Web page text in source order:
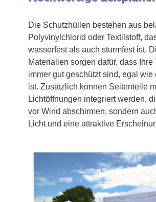
Die Schutzhüllen bestehen aus
Polyvinylchlorid oder Textilstoff,
wasserfest als auch sturmfest ist.
Materialien sorgen dafür, dass Ihre
immer gut geschützt sind, egal wie
ist. Zusätzlich können Seitenteile
Lichtöffnungen integriert werden,
vor Wind abschirmen, sondern
Licht und eine attraktive